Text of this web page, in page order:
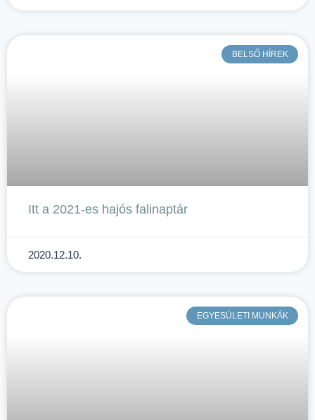
BELSŐ HÍREK
Itt a 2021-es hajós falinaptár
2020.12.10.
EGYESÜLETI MUNKÁK